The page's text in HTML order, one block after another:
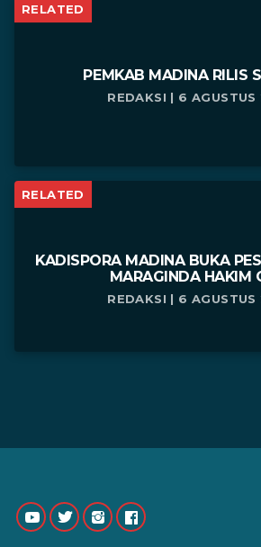
RELATED
PEMKAB MADINA RILIS
REDAKSI | 6
RELATED
KADISPORA MADINA BUKA
MARAGINDA HAKIM
REDAKSI | 6